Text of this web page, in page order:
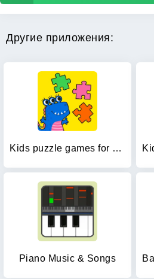
Другие приложения:
Kids puzzle games for kids 2-5
Piano Music & Songs